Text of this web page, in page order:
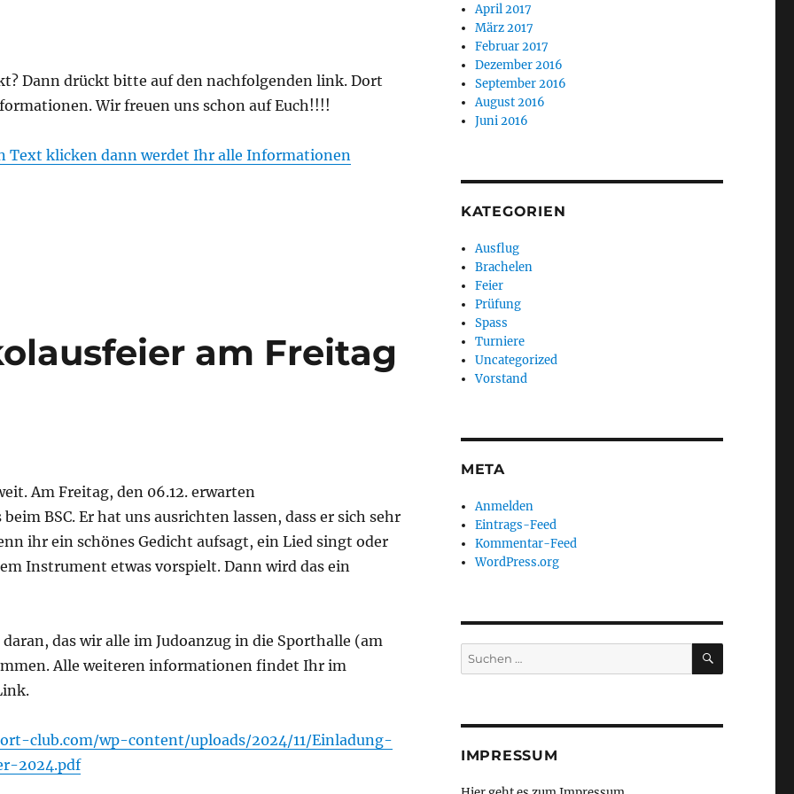
Dann drückt bitte auf den nachfolgenden link. Dort
Wir freuen uns schon auf Euch!!!!
Text klicken dann werdet Ihr alle Informationen
am Freitag
Am Freitag, den 06.12. erwarten
BSC. Er hat uns ausrichten lassen, dass er sich sehr
ihr ein schönes Gedicht aufsagt, ein Lied singt oder
Instrument etwas vorspielt. Dann wird das ein
das wir alle im Judoanzug in die Sporthalle (am
Alle weiteren informationen findet Ihr im
club.com/wp-content/uploads/2024/11/Einladung-
2024.pdf
April 2017
März 2017
Februar 2017
Dezember 2016
September 2016
August 2016
Juni 2016
KATEGORIEN
Ausflug
Brachelen
Feier
Prüfung
Spass
Turniere
Uncategorized
Vorstand
META
Anmelden
Eintrags-Feed
Kommentar-Feed
WordPress.org
Suchen
nach:
SUCHEN
IMPRESSUM